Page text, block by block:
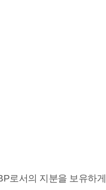
로서의 지분을 보유하게